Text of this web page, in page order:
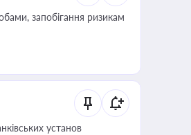
запобігання ризикам
установ